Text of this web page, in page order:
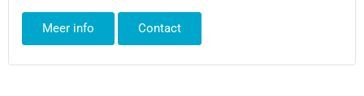
Meer info Contact